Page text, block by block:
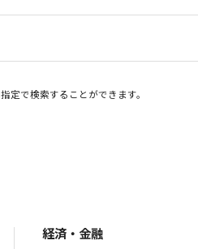
定で検索することができます。
経済・金融